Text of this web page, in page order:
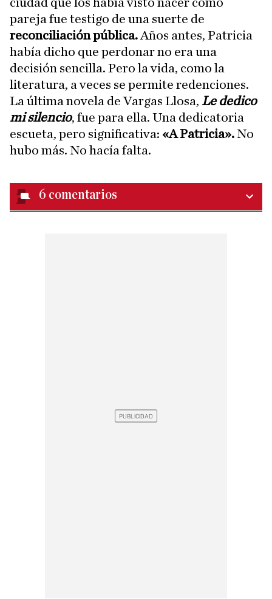
pareja fue testigo de una suerte de
reconciliación pública. Años antes, Patricia
había dicho que perdonar no era una
decisión sencilla. Pero la vida, como la
literatura, a veces se permite redenciones.
La última novela de Vargas Llosa, Le dedico
mi silencio, fue para ella. Una dedicatoria
escueta, pero significativa: «A Patricia».No
hubo más. No hacía falta.
6 comentarios